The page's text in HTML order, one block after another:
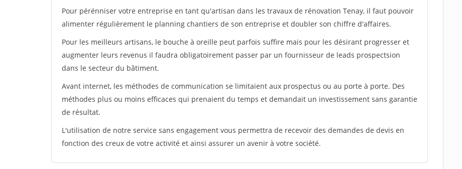
Pour pérénniser votre entreprise en tant qu'artisan dans les travaux de rénovation Tenay, il faut pouvoir
alimenter régulièrement le planning chantiers de son entreprise et doubler son chiffre d'affaires.
Pour les meilleurs artisans, le bouche à oreille peut parfois suffire mais pour les désirant progresser et
augmenter leurs revenus il faudra obligatoirement passer par un fournisseur de leads prospectsion
dans le secteur du bâtiment.
Avant internet, les méthodes de communication se limitaient aux prospectus ou au porte à porte. Des
méthodes plus ou moins efficaces qui prenaient du temps et demandait un investissement sans garantie
de résultat.
L'utilisation de notre service sans engagement vous permettra de recevoir des demandes de devis en
fonction des creux de votre activité et ainsi assurer un avenir à votre société.